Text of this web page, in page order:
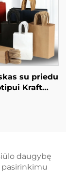
paviršius
su priedu
Kraft
Ambaluoja
daugybę
pasirinkimu